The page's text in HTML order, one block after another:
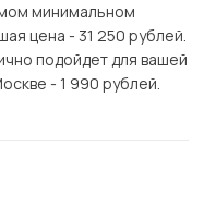
минимальном
цена - 31 250 рублей.
подойдет для вашей
- 1 990 рублей.